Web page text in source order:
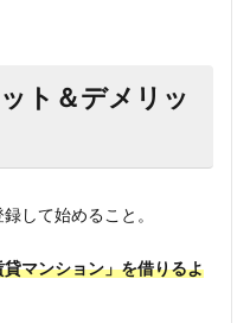
ト＆デメリッ
して始めること。
マンション」を借りるよ